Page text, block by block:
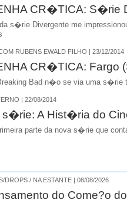
CR�TICA: S�rie
s�rie Divergente me
RUBENS EWALD FILHO | 23/12/2014
CR�TICA: Fargo
Bad n�o se via uma s�rie
| 22/08/2014
s�rie: A Hist�ria do
parte da nova s�rie que
DROPS / NA ESTANTE | 08/08/2026
do Come?o